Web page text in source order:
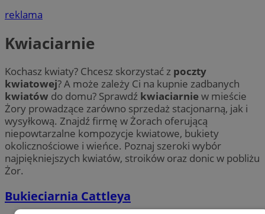
reklama
Kwiaciarnie
Kochasz kwiaty? Chcesz skorzystać z poczty
kwiatowej? A może zależy Ci na kupnie zadbanych
kwiatów do domu? Sprawdź kwiaciarniew mieście
Żory prowadzące zarówno sprzedaż stacjonarną, jak i
wysyłkową. Znajdź firmę w Żorach oferującą
niepowtarzalne kompozycje kwiatowe, bukiety
okolicznościowe i wieńce. Poznaj szeroki wybór
najpiękniejszych kwiatów, stroików oraz donic w pobliżu
Żor.
Bukieciarnia Cattleya